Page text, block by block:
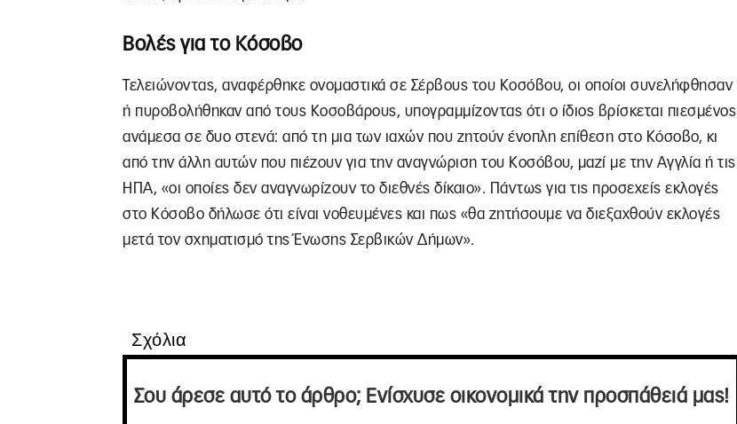
Βολές για το Κόσοβο
Τελειώνοντας, αναφέρθηκε ονομαστικά σε Σέρβους του Κοσόβου, οι οποίοι συνελήφθησαν
ή πυροβολήθηκαν από τους Κοσοβάρους, υπογραμμίζοντας ότι ο ίδιος βρίσκεται πιεσμένος
ανάμεσα σε δυο στενά: από τη μια των ιαχών που ζητούν ένοπλη επίθεση στο Κόσοβο, κι
από την άλλη αυτών που πιέζουν για την αναγνώριση του Κοσόβου, μαζί με την Αγγλία ή τις
ΗΠΑ, «οι οποίες δεν αναγνωρίζουν το διεθνές δίκαιο». Πάντως για τις προσεχείς εκλογές
στο Κόσοβο δήλωσε ότι είναι νοθευμένες και πως «θα ζητήσουμε να διεξαχθούν εκλογές
μετά τον σχηματισμό της Ένωσης Σερβικών Δήμων».
Σχόλια
Σου άρεσε αυτό το άρθρο; Ενίσχυσε οικονομικά την προσπάθειά μας!